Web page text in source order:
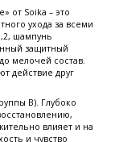
от Soika – это
ухода за всеми
шампунь
защитный
мелочей состав.
действие друг
В). Глубоко
влияет и на
и чувство